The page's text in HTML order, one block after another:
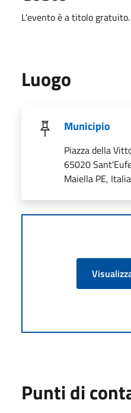
L'evento è a titolo gratuito.
Luogo
Municipio
Piazza della
65020
Maiella PE, Italia
Punti di